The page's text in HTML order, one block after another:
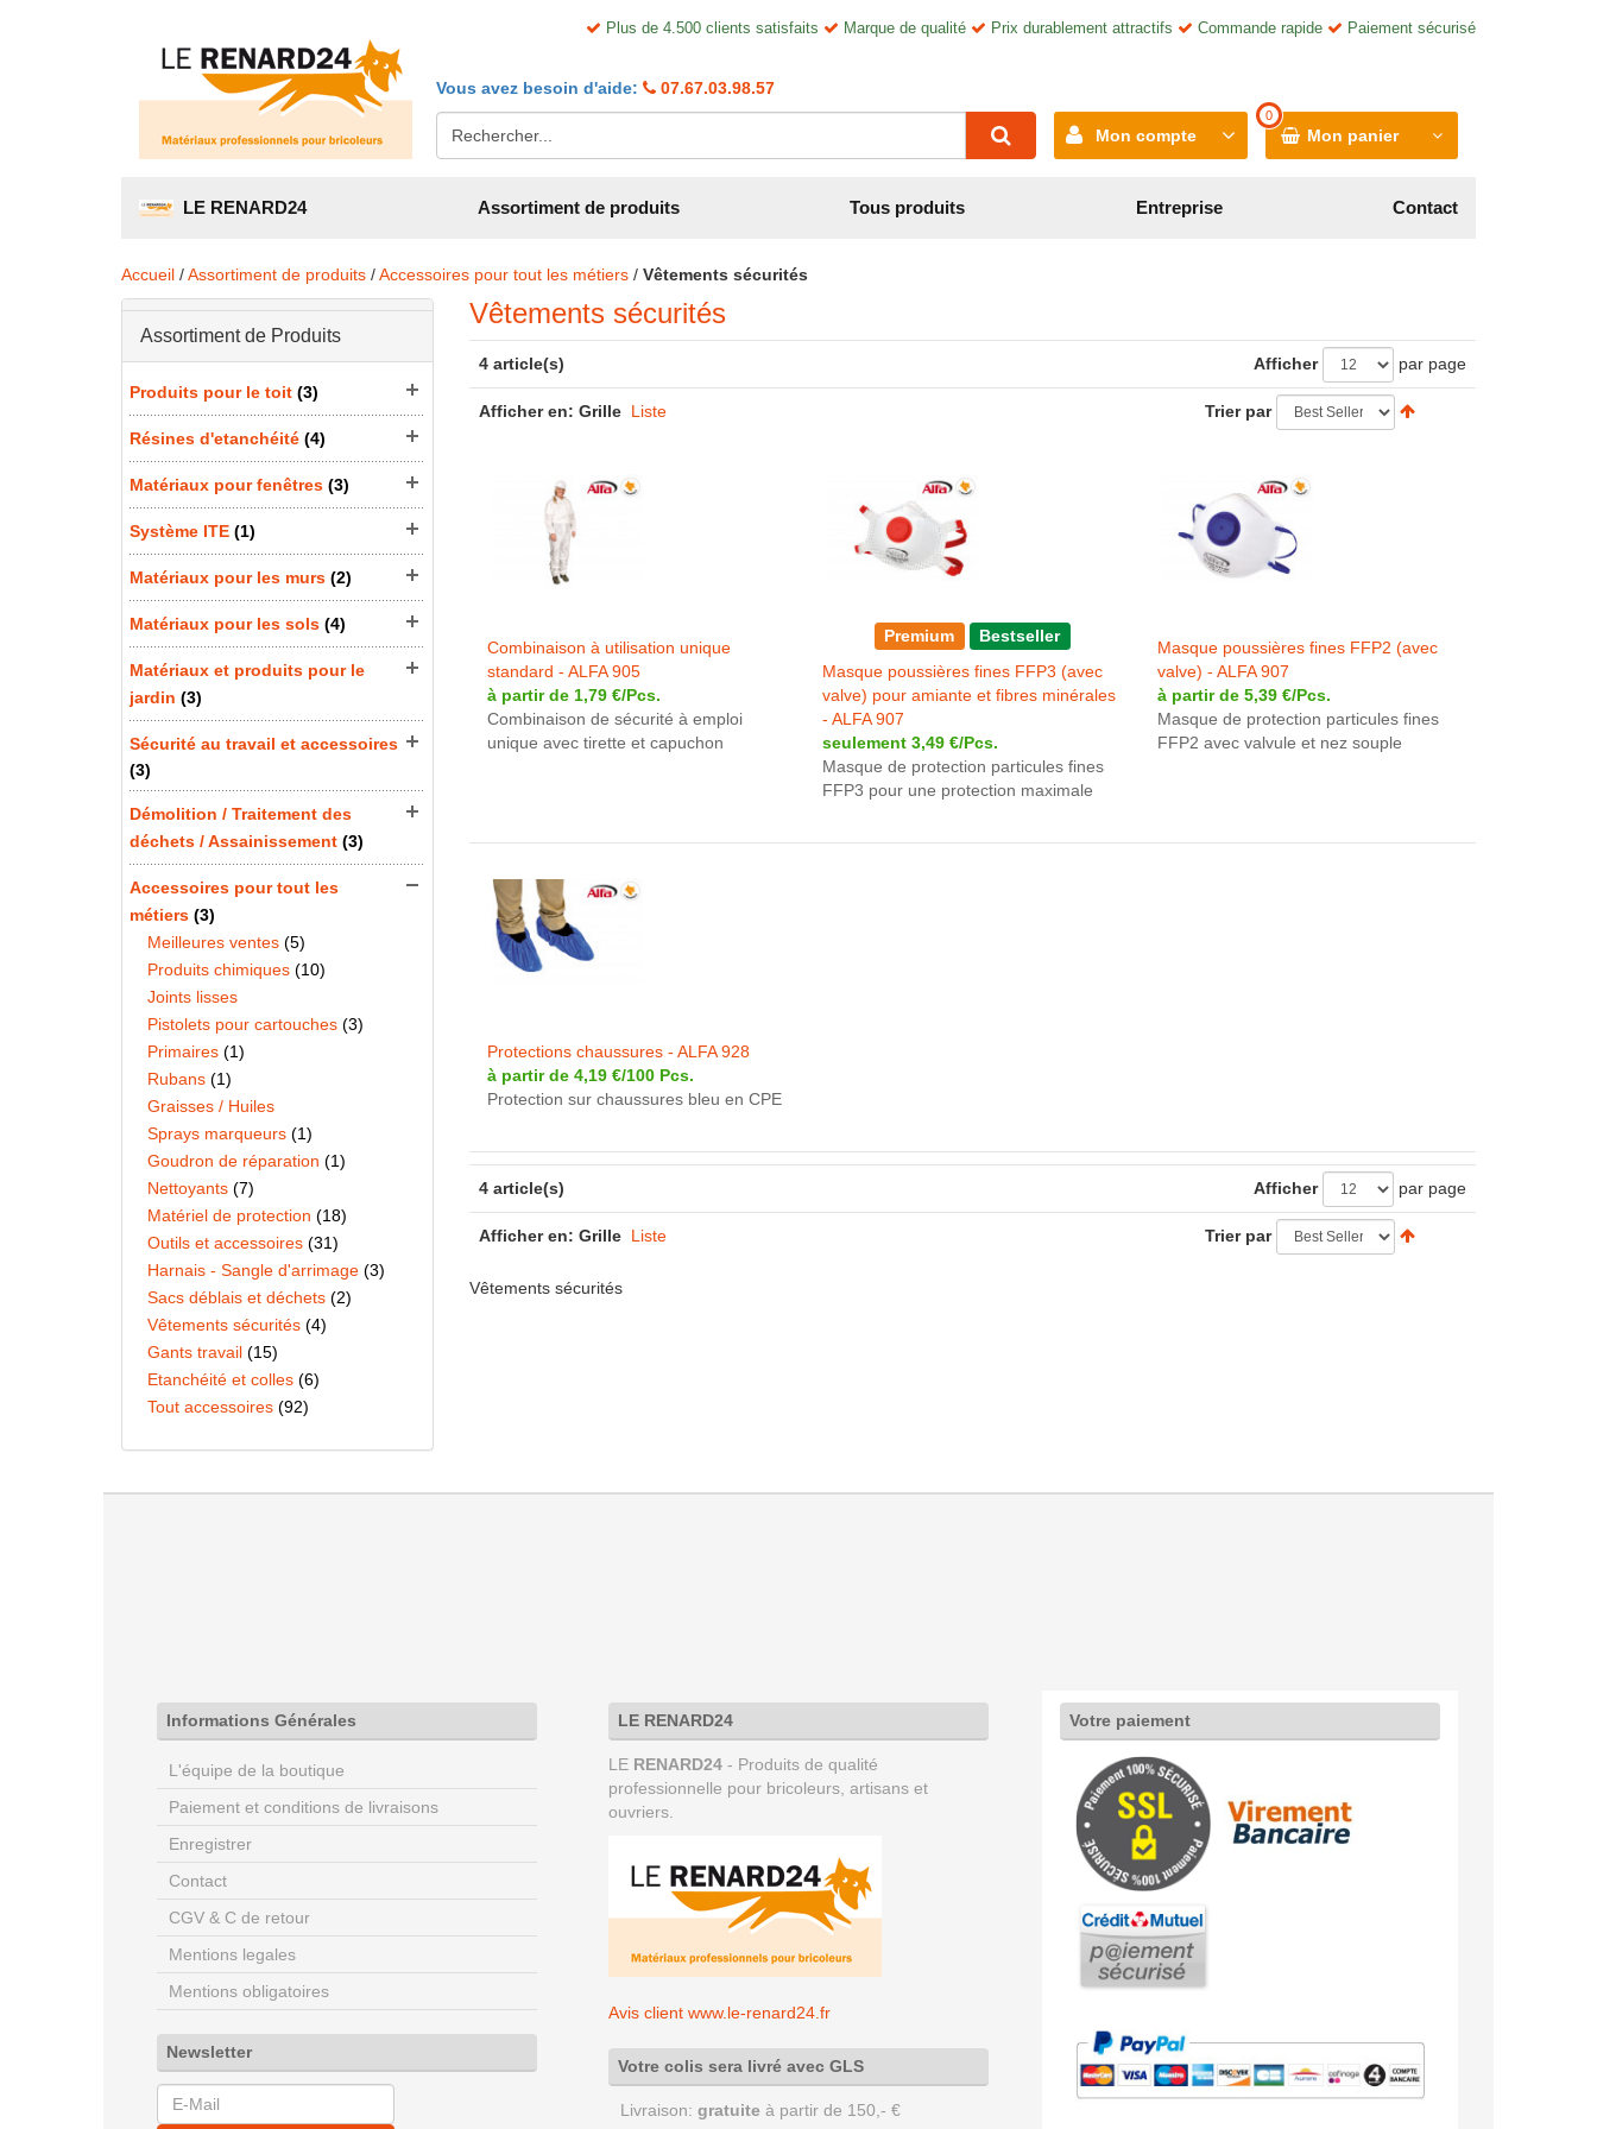
Plus de 4.500 clients satisfaits Marque de qualité Prix durablement attractifs Commande rapide Paiement sécurisé
Vous avez besoin d'aide: 07.67.03.98.57
Mon compte Mon panier
0
LE RENARD24 Assortiment de produits Tous produits Entreprise Contact
Accueil /Assortiment de produits /Accessoires pour tout les métiers / Vêtements sécurités
Assortiment de Produits
Produits pour le toit (3)
Résines d'etanchéité (4)
Matériaux pour fenêtres (3)
Système ITE (1)
Matériaux pour les murs (2)
Matériaux pour les sols (4)
Matériaux et produits pour le
jardin (3)
Sécurité au travail et accessoires
(3)
Démolition / Traitement des
déchets / Assainissement (3)
Accessoires pour tout les
métiers (3)
Meilleures ventes (5)
Produits chimiques (10)
Joints lisses
Pistolets pour cartouches (3)
Primaires (1)
Rubans (1)
Graisses / Huiles
Sprays marqueurs (1)
Goudron de réparation (1)
Nettoyants (7)
Matériel de protection (18)
Outils et accessoires (31)
Harnais - Sangle d'arrimage (3)
Sacs déblais et déchets (2)
Vêtements sécurités (4)
Gants travail (15)
Etanchéité et colles (6)
Tout accessoires (92)
Vêtements sécurités
4 article(s) Afficher par page
Afficher en: Grille Liste Trier par
Combinaison à utilisation unique
standard - ALFA 905
à partir de 1,79 €/Pcs.
Combinaison de sécurité à emploi
unique avec tirette et capuchon
Premium
Bestseller
Masque poussières fines FFP3 (avec
valve) pour amiante et fibres minérales
- ALFA 907
seulement 3,49 €/Pcs.
Masque de protection particules fines
FFP3 pour une protection maximale
Masque poussières fines FFP2 (avec
valve) - ALFA 907
à partir de 5,39 €/Pcs.
Masque de protection particules fines
FFP2 avec valvule et nez souple
Protections chaussures - ALFA 928
à partir de 4,19 €/100 Pcs.
Protection sur chaussures bleu en CPE
4 article(s) Afficher par page
Afficher en: Grille Liste Trier par
Vêtements sécurités
Informations Générales
L'équipe de la boutique
Paiement et conditions de livraisons
Enregistrer
Contact
CGV & C de retour
Mentions legales
Mentions obligatoires
Newsletter
LE RENARD24
LE RENARD24 - Produits de qualité
professionnelle pour bricoleurs, artisans et
ouvriers.
Avis client www.le-renard24.fr
Votre colis sera livré avec GLS
Livraison: gratuite à partir de 150,- €
Votre paiement